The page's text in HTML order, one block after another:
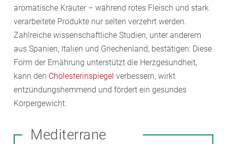
aromatische Kräuter – während rotes Fleisch und stark
verarbeitete Produkte nur selten verzehrt werden.
Zahlreiche wissenschaftliche Studien, unter anderem
aus Spanien, Italien und Griechenland, bestätigen: Diese
Form der Ernährung unterstützt die Herzgesundheit,
kann den Cholesterinspiegel verbessern, wirkt
entzündungshemmend und fördert ein gesundes
Körpergewicht.
Mediterrane